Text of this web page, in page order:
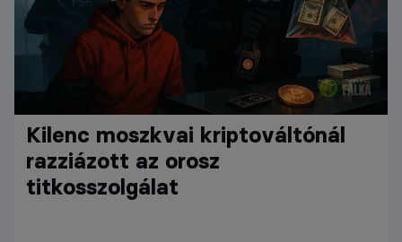
Kilenc moszkvai kriptováltónál
razziázott az orosz
titkosszolgálat